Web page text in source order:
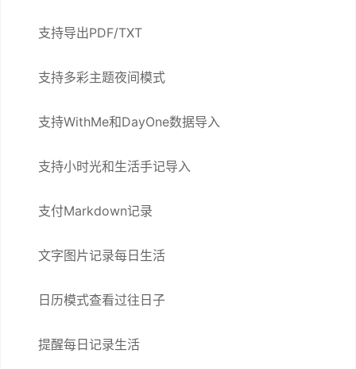
支持导出PDF/TXT
支持多彩主题夜间模式
支持WithMe和DayOne数据导入
支持小时光和生活手记导入
支付Markdown记录
文字图片记录每日生活
日历模式查看过往日子
提醒每日记录生活